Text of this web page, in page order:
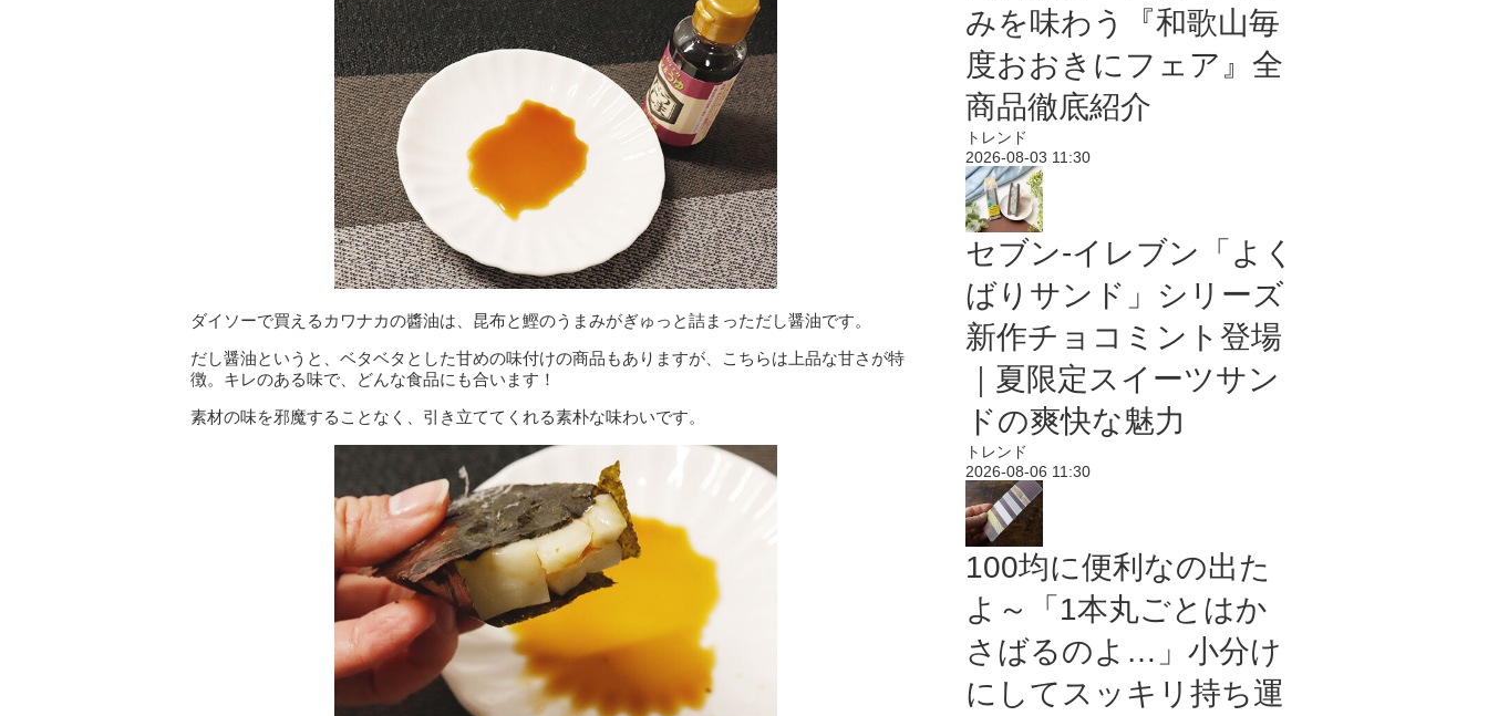
ダイソーで買えるカワナカの醬油は、昆布と鰹のうまみがぎゅっと詰まっただし醤油です。
だし醤油というと、ベタベタとした甘めの味付けの商品もありますが、こちらは上品な甘さが特
徴。キレのある味で、どんな食品にも合います！
素材の味を邪魔することなく、引き立ててくれる素朴な味わいです。
みを味わう『和歌山毎
度おおきにフェア』全
商品徹底紹介
トレンド
2026-08-03 11:30
セブン‐イレブン「よく
ばりサンド」シリーズ
新作チョコミント登場
｜夏限定スイーツサン
ドの爽快な魅力
トレンド
2026-08-06 11:30
100均に便利なの出た
よ～「1本丸ごとはか
さばるのよ…」小分け
にしてスッキリ持ち運